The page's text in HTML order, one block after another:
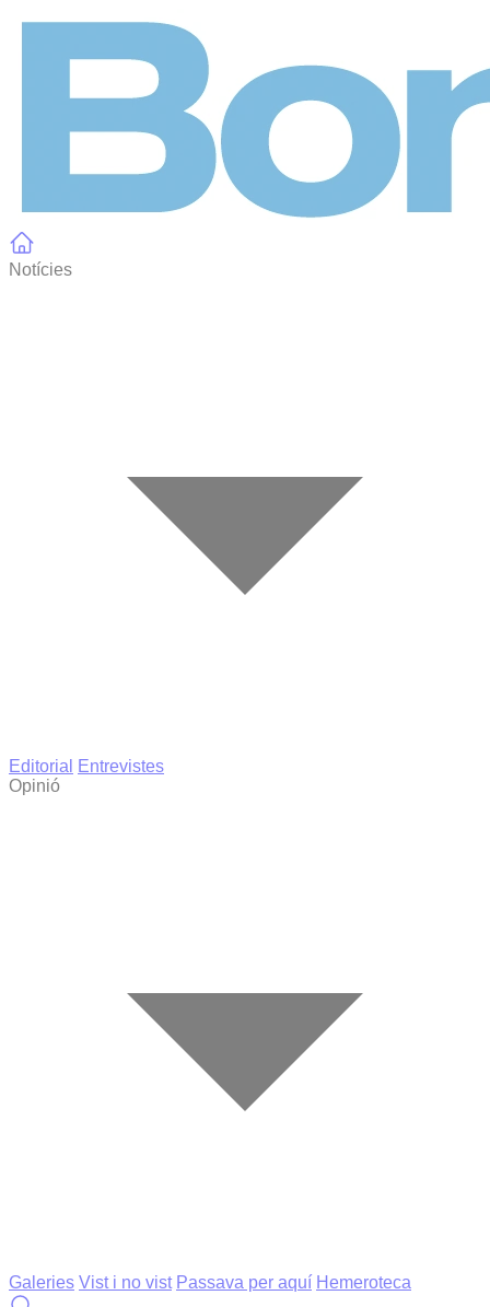
Notícies
Editorial
Entrevistes
Opinió
Galeries Vist i no vist Passava per aquí Hemeroteca